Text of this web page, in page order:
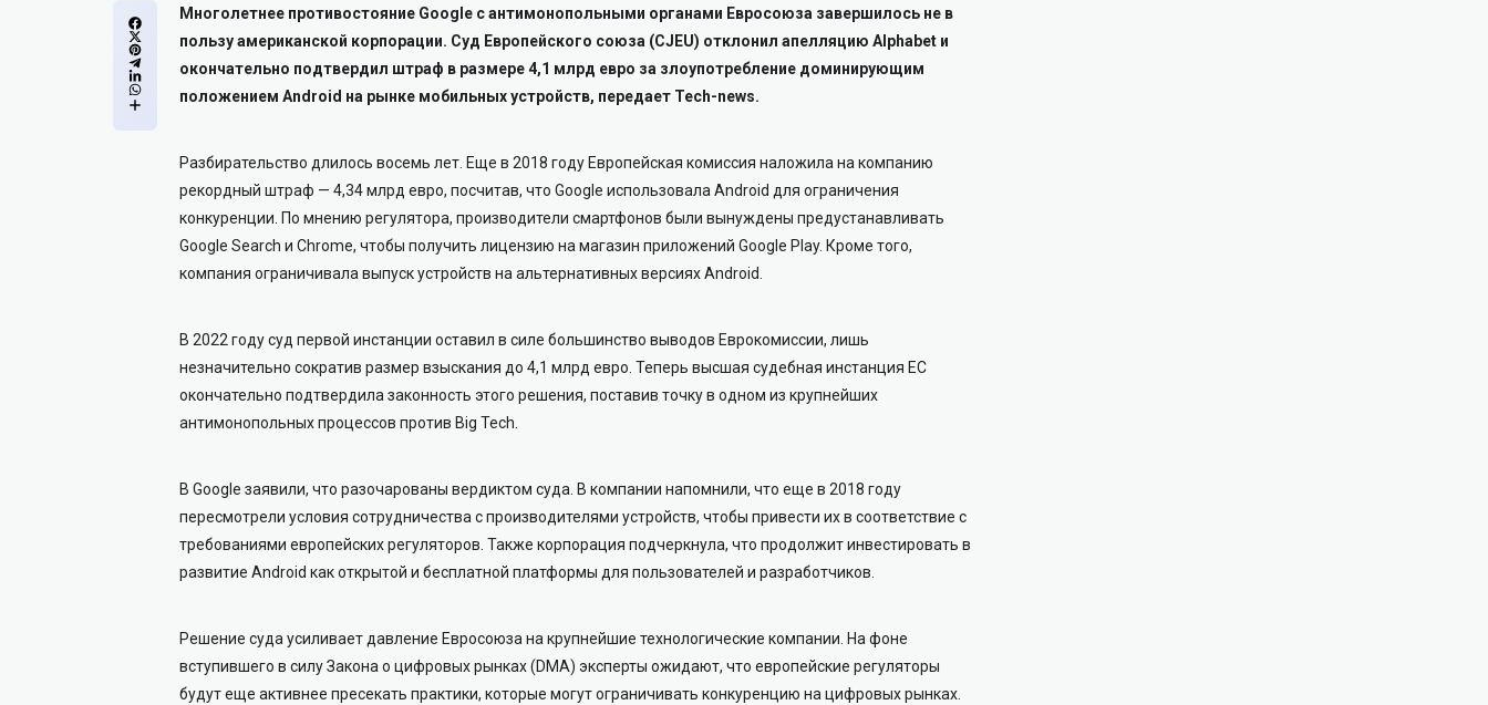
Многолетнее противостояние Google с антимонопольными органами Евросоюза завершилось не в
пользу американской корпорации. Суд Европейского союза (CJEU) отклонил апелляцию Alphabet и
окончательно подтвердил штраф в размере 4,1 млрд евро за злоупотребление доминирующим
положением Android на рынке мобильных устройств, передает Tech-news.
Разбирательство длилось восемь лет. Еще в 2018 году Европейская комиссия наложила на компанию
рекордный штраф — 4,34 млрд евро, посчитав, что Google использовала Android для ограничения
конкуренции. По мнению регулятора, производители смартфонов были вынуждены предустанавливать
Google Search и Chrome, чтобы получить лицензию на магазин приложений Google Play. Кроме того,
компания ограничивала выпуск устройств на альтернативных версиях Android.
В 2022 году суд первой инстанции оставил в силе большинство выводов Еврокомиссии, лишь
незначительно сократив размер взыскания до 4,1 млрд евро. Теперь высшая судебная инстанция ЕС
окончательно подтвердила законность этого решения, поставив точку в одном из крупнейших
антимонопольных процессов против Big Tech.
В Google заявили, что разочарованы вердиктом суда. В компании напомнили, что еще в 2018 году
пересмотрели условия сотрудничества с производителями устройств, чтобы привести их в соответствие с
требованиями европейских регуляторов. Также корпорация подчеркнула, что продолжит инвестировать в
развитие Android как открытой и бесплатной платформы для пользователей и разработчиков.
Решение суда усиливает давление Евросоюза на крупнейшие технологические компании. На фоне
вступившего в силу Закона о цифровых рынках (DMA) эксперты ожидают, что европейские регуляторы
будут еще активнее пресекать практики, которые могут ограничивать конкуренцию на цифровых рынках.